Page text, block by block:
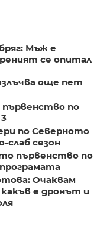
Мъж е
се опитал
още пет
по
по Северното
сезон
първенство по
Очаквам
е дронът и